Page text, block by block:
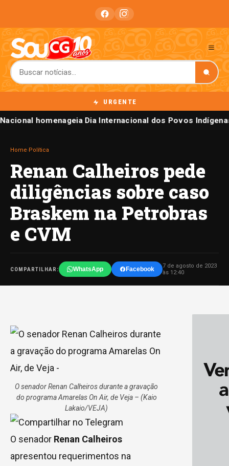
URGENTE
homenageia Dia Internacional dos Povos
Home Política
Renan Calheiros pede
diligências sobre caso
Braskem na Petrobras
e CVM
COMPARTILHAR: WhatsApp Facebook
7 de agosto de 2023
às 12:40
O senador Renan Calheiros durante a gravação
do programa Amarelas On Air, de Veja – (Kaio
Lakaio/VEJA)
O senador Renan Calheiros
apresentou requerimentos na